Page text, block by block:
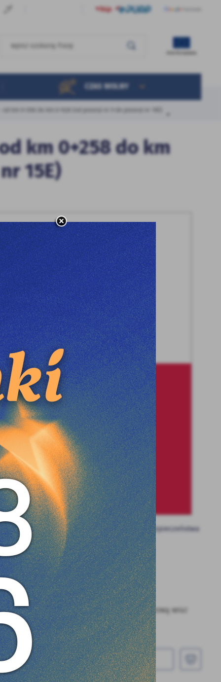
CZAS WOLNY
km 0+258 do km
15E)
się do poprawy komfortu jazdy oraz bezpieczeństwa
zadania wykonano kanalizację deszczową wraz
2022 roku.
UDOSTĘPNIJ